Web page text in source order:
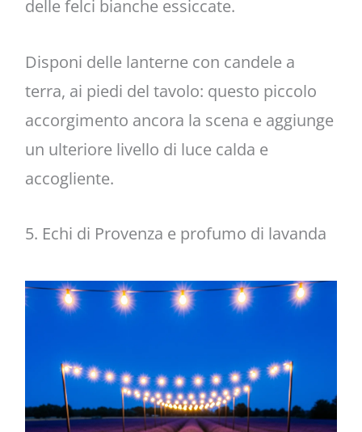
delle felci bianche essiccate.
Disponi delle lanterne con candele a
terra, ai piedi del tavolo: questo piccolo
accorgimento ancora la scena e aggiunge
un ulteriore livello di luce calda e
accogliente.
5. Echi di Provenza e profumo di lavanda